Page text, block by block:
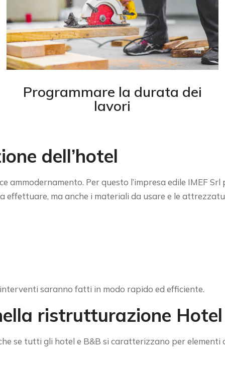
Programmare la durata dei
lavori
dell’hotel
Per questo l’impresa edile IMEF
effettuare, ma anche i materiali da usare e le
saranno fatti in modo rapido ed efficiente.
ristrutturazione Hotel
se tutti gli hotel e B&B si caratterizzano per elementi